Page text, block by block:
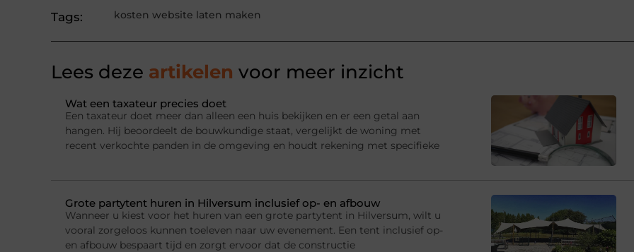
Tags: kosten website laten maken
Lees deze artikelen voor meer inzicht
Wat een taxateur precies doet
Een taxateur doet meer dan alleen een huis bekijken en er een getal aan
hangen. Hij beoordeelt de bouwkundige staat, vergelijkt de woning met
recent verkochte panden in de omgeving en houdt rekening met specifieke
Grote partytent huren in Hilversum inclusief op- en afbouw
Wanneer u kiest voor het huren van een grote partytent in Hilversum, wilt u
vooral zorgeloos kunnen toeleven naar uw evenement. Een tent inclusief op-
en afbouw bespaart tijd en zorgt ervoor dat de constructie